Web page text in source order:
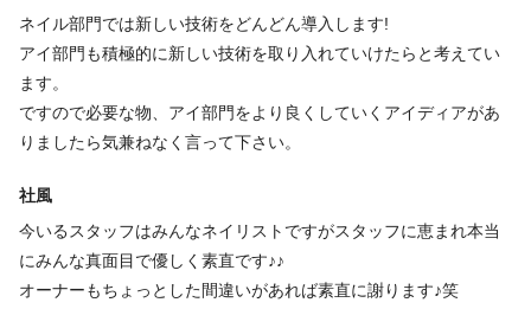
必要資格
美容師免許
福利厚生
インセンティブあり ノルマなし 社会保険完備 社員登用あり
副業・WワークOK
ネイル部門では新しい技術をどんどん導入します!
アイ部門も積極的に新しい技術を取り入れていけたらと考えてい
ます。
ですので必要な物、アイ部門をより良くしていくアイディアがあ
りましたら気兼ねなく言って下さい。
社風
今いるスタッフはみんなネイリストですがスタッフに恵まれ本当
にみんな真面目で優しく素直です♪♪
オーナーもちょっとした間違いがあれば素直に謝ります♪笑